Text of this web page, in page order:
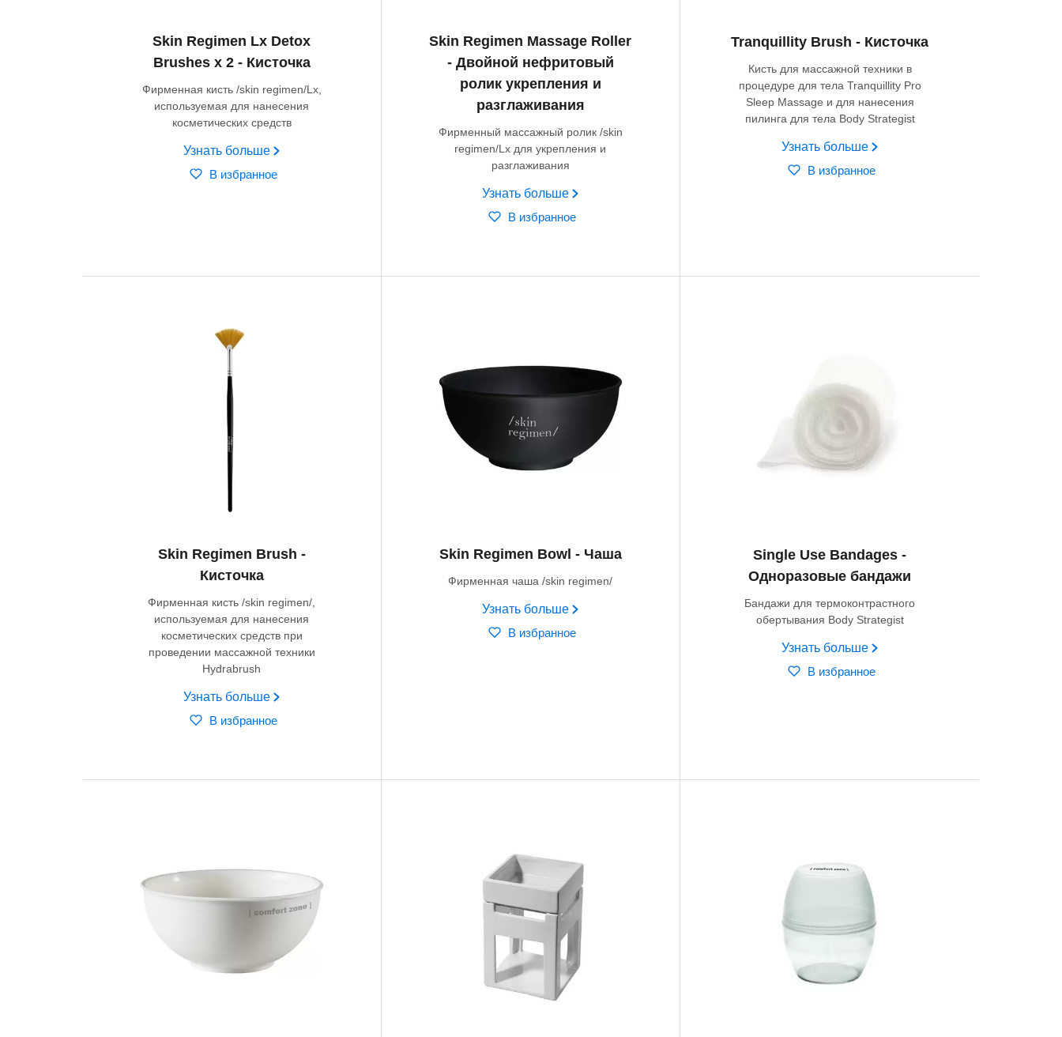
Skin Regimen Lx Detox
Brushes х 2 - Кисточка
Фирменная кисть /skin regimen/Lx,
используемая для нанесения
косметических средств
Узнать больше
В избранное
Skin Regimen Massage Roller
- Двойной нефритовый
ролик укрепления и
разглаживания
Фирменный массажный ролик /skin
regimen/Lx для укрепления и
разглаживания
Узнать больше
В избранное
Tranquillity Brush - Кисточка
Кисть для массажной техники в
процедуре для тела Tranquillity Pro
Sleep Massage и для нанесения
пилинга для тела Body Strategist
Узнать больше
В избранное
Skin Regimen Brush -
Кисточка
Фирменная кисть /skin regimen/,
используемая для нанесения
косметических средств при
проведении массажной техники
Hydrabrush
Узнать больше
В избранное
Skin Regimen Bowl - Чаша
Фирменная чаша /skin regimen/
Узнать больше
В избранное
Single Use Bandages -
Одноразовые бандажи
Бандажи для термоконтрастного
обертывания Body Strategist
Узнать больше
В избранное